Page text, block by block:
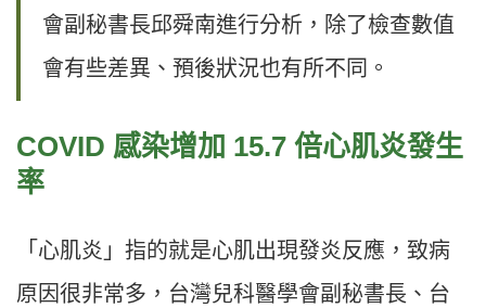
會副秘書長邱舜南進行分析，除了檢查數值
會有些差異、預後狀況也有所不同。
COVID 感染增加 15.7 倍心肌炎發生
率
「心肌炎」指的就是心肌出現發炎反應，致病
原因很非常多，台灣兒科醫學會副秘書長、台